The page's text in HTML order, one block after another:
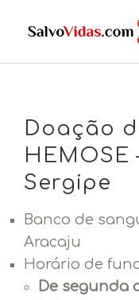
Doação
HEMOSE
Sergipe
Banco de
Aracaju
Horário de
De segunda